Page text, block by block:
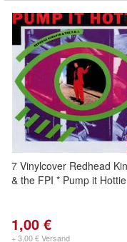
7 Vinylcover Redhead
& the FPI * Pump it Hottie
1,00 €
+ 3,00 € Versand